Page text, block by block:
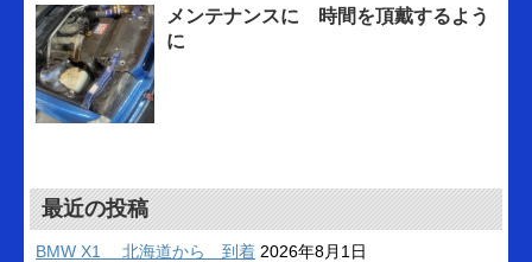
メンテナンスに 時間を頂戴するよう
に
最近の投稿
BMW X1 北海道から 到着 2026年8月1日